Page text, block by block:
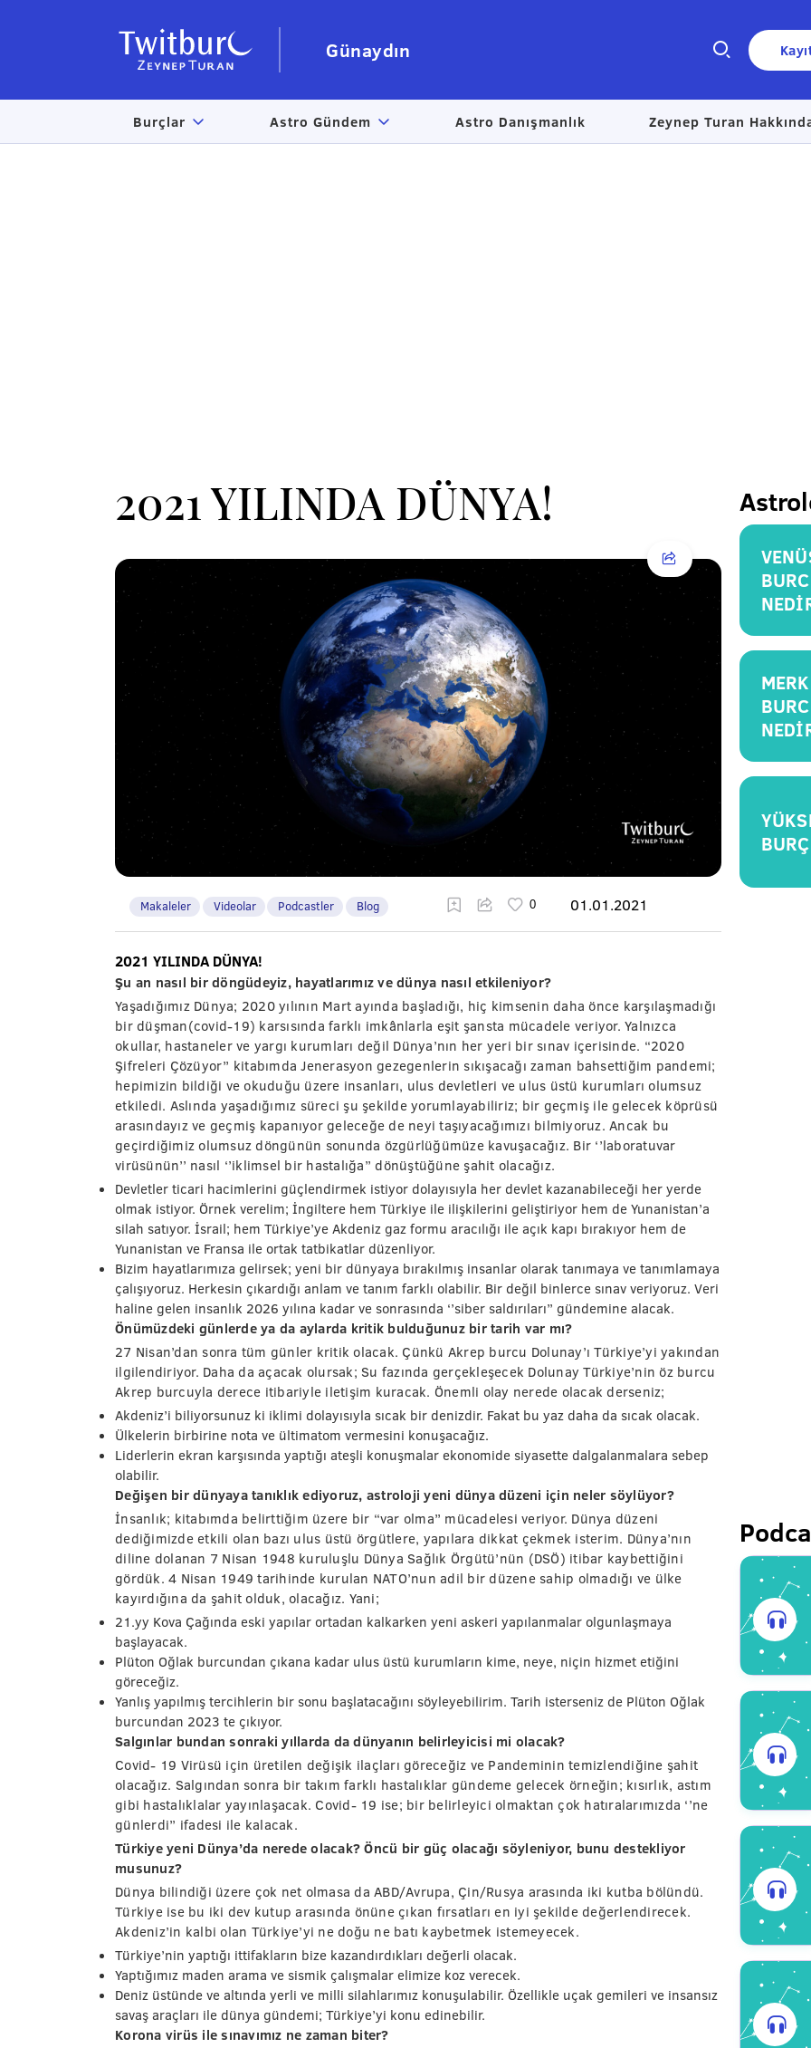
Günaydın
Burçlar Astro Gündem Astro Danışmanlık Zeynep Turan
2021 YILINDA DÜNYA!
Makaleler Videolar Podcastler Blog 01.01.2021
2021 YILINDA DÜNYA!
Şu an nasıl bir döngüdeyiz, hayatlarımız ve dünya nasıl etkileniyor?
Yaşadığımız Dünya; 2020 yılının Mart ayında başladığı, hiç kimsenin daha önce karşılaşmadığı
bir düşman(covid-19) karsısında farklı imkânlarla eşit şansta mücadele veriyor. Yalnızca
okullar, hastaneler ve yargı kurumları değil Dünya’nın her yeri bir sınav içerisinde. “2020
Şifreleri Çözüyor” kitabımda Jenerasyon gezegenlerin sıkışacağı zaman bahsettiğim pandemi;
hepimizin bildiği ve okuduğu üzere insanları, ulus devletleri ve ulus üstü kurumları olumsuz
etkiledi. Aslında yaşadığımız süreci şu şekilde yorumlayabiliriz; bir geçmiş ile gelecek köprüsü
arasındayız ve geçmiş kapanıyor geleceğe de neyi taşıyacağımızı bilmiyoruz. Ancak bu
geçirdiğimiz olumsuz döngünün sonunda özgürlüğümüze kavuşacağız. Bir ‘’laboratuvar
virüsünün’’ nasıl ‘’iklimsel bir hastalığa’’ dönüştüğüne şahit olacağız.
Devletler ticari hacimlerini güçlendirmek istiyor dolayısıyla her devlet kazanabileceği her yerde
olmak istiyor. Örnek verelim; İngiltere hem Türkiye ile ilişkilerini geliştiriyor hem de Yunanistan’a
silah satıyor. İsrail; hem Türkiye’ye Akdeniz gaz formu aracılığı ile açık kapı bırakıyor hem de
Yunanistan ve Fransa ile ortak tatbikatlar düzenliyor.
Bizim hayatlarımıza gelirsek; yeni bir dünyaya bırakılmış insanlar olarak tanımaya ve tanımlamaya
çalışıyoruz. Herkesin çıkardığı anlam ve tanım farklı olabilir. Bir değil binlerce sınav veriyoruz. Veri
haline gelen insanlık 2026 yılına kadar ve sonrasında ‘’siber saldırıları’’ gündemine alacak.
Önümüzdeki günlerde ya da aylarda kritik bulduğunuz bir tarih var mı?
27 Nisan’dan sonra tüm günler kritik olacak. Çünkü Akrep burcu Dolunay’ı Türkiye’yi yakından
ilgilendiriyor. Daha da açacak olursak; Su fazında gerçekleşecek Dolunay Türkiye’nin öz burcu
Akrep burcuyla derece itibariyle iletişim kuracak. Önemli olay nerede olacak derseniz;
Akdeniz’i biliyorsunuz ki iklimi dolayısıyla sıcak bir denizdir. Fakat bu yaz daha da sıcak olacak.
Ülkelerin birbirine nota ve ültimatom vermesini konuşacağız.
Liderlerin ekran karşısında yaptığı ateşli konuşmalar ekonomide siyasette dalgalanmalara sebep
olabilir.
Değişen bir dünyaya tanıklık ediyoruz, astroloji yeni dünya düzeni için neler söylüyor?
İnsanlık; kitabımda belirttiğim üzere bir “var olma” mücadelesi veriyor. Dünya düzeni
dediğimizde etkili olan bazı ulus üstü örgütlere, yapılara dikkat çekmek isterim. Dünya’nın
diline dolanan 7 Nisan 1948 kuruluşlu Dünya Sağlık Örgütü’nün (DSÖ) itibar kaybettiğini
gördük. 4 Nisan 1949 tarihinde kurulan NATO’nun adil bir düzene sahip olmadığı ve ülke
kayırdığına da şahit olduk, olacağız. Yani;
21.yy Kova Çağında eski yapılar ortadan kalkarken yeni askeri yapılanmalar olgunlaşmaya
başlayacak.
Plüton Oğlak burcundan çıkana kadar ulus üstü kurumların kime, neye, niçin hizmet etiğini
göreceğiz.
Yanlış yapılmış tercihlerin bir sonu başlatacağını söyleyebilirim. Tarih isterseniz de Plüton Oğlak
burcundan 2023 te çıkıyor.
Salgınlar bundan sonraki yıllarda da dünyanın belirleyicisi mi olacak?
Covid- 19 Virüsü için üretilen değişik ilaçları göreceğiz ve Pandeminin temizlendiğine şahit
olacağız. Salgından sonra bir takım farklı hastalıklar gündeme gelecek örneğin; kısırlık, astım
gibi hastalıklalar yayınlaşacak. Covid- 19 ise; bir belirleyici olmaktan çok hatıralarımızda ‘’ne
günlerdi’’ ifadesi ile kalacak.
Türkiye yeni Dünya’da nerede olacak? Öncü bir güç olacağı söyleniyor, bunu destekliyor
musunuz?
Dünya bilindiği üzere çok net olmasa da ABD/Avrupa, Çin/Rusya arasında iki kutba bölündü.
Türkiye ise bu iki dev kutup arasında önüne çıkan fırsatları en iyi şekilde değerlendirecek.
Akdeniz’in kalbi olan Türkiye’yi ne doğu ne batı kaybetmek istemeyecek.
Türkiye’nin yaptığı ittifakların bize kazandırdıkları değerli olacak.
Yaptığımız maden arama ve sismik çalışmalar elimize koz verecek.
Deniz üstünde ve altında yerli ve milli silahlarımız konuşulabilir. Özellikle uçak gemileri ve insansız
savaş araçları ile dünya gündemi; Türkiye’yi konu edinebilir.
Korona virüs ile sınavımız ne zaman biter?
BURÇ